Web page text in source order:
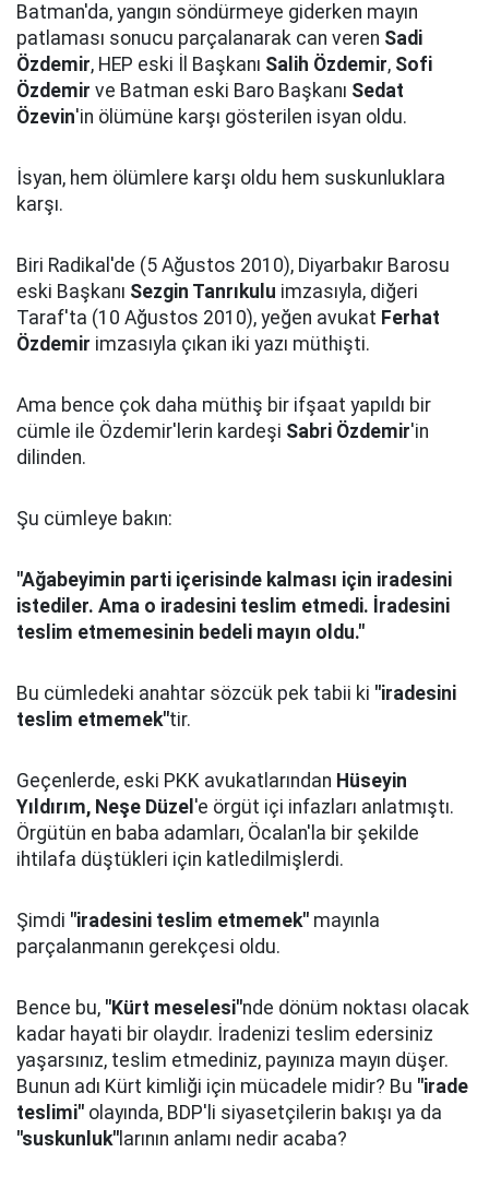
Batman'da, yangın söndürmeye giderken mayın
patlaması sonucu parçalanarak can veren Sadi
Özdemir, HEP eski İl Başkanı Salih Özdemir, Sofi
Özdemir ve Batman eski Baro Başkanı Sedat
Özevin'in ölümüne karşı gösterilen isyan oldu.
İsyan, hem ölümlere karşı oldu hem suskunluklara
karşı.
Biri Radikal'de (5 Ağustos 2010), Diyarbakır Barosu
eski Başkanı Sezgin Tanrıkulu imzasıyla, diğeri
Taraf'ta (10 Ağustos 2010), yeğen avukat Ferhat
Özdemir imzasıyla çıkan iki yazı müthişti.
Ama bence çok daha müthiş bir ifşaat yapıldı bir
cümle ile Özdemir'lerin kardeşi Sabri Özdemir'in
dilinden.
Şu cümleye bakın:
"Ağabeyimin parti içerisinde kalması için iradesini
istediler. Ama o iradesini teslim etmedi. İradesini
teslim etmemesinin bedeli mayın oldu."
Bu cümledeki anahtar sözcük pek tabii ki "iradesini
teslim etmemek"tir.
Geçenlerde, eski PKK avukatlarından Hüseyin
Yıldırım, Neşe Düzel 'e örgüt içi infazları anlatmıştı.
Örgütün en baba adamları, Öcalan'la bir şekilde
ihtilafa düştükleri için katledilmişlerdi.
Şimdi "iradesini teslim etmemek" mayınla
parçalanmanın gerekçesi oldu.
Bence bu, "Kürt meselesi"nde dönüm noktası olacak
kadar hayati bir olaydır. İradenizi teslim edersiniz
yaşarsınız, teslim etmediniz, payınıza mayın düşer.
Bunun adı Kürt kimliği için mücadele midir? Bu "irade
teslimi" olayında, BDP'li siyasetçilerin bakışı ya da
"suskunluk" larının anlamı nedir acaba?